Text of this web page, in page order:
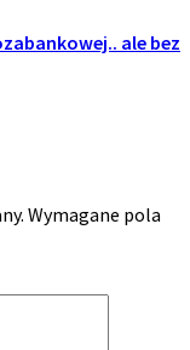
ale bez
Wymagane pola